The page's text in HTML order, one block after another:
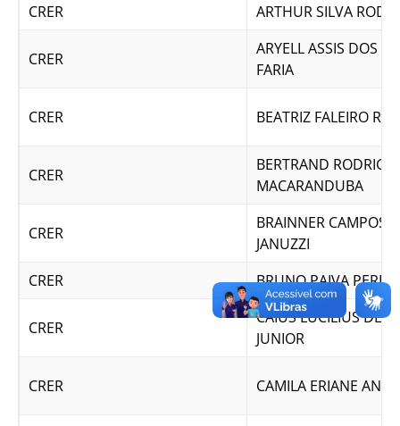
CRER ARTHUR SILVA
CRER
ARYELL ASSIS DOS
FARIA
CRER BEATRIZ FALEIRO
CRER
BERTRAND
MACARANDUBA
CRER
BRAINNER CAMPOS
JANUZZI
CRER
BRUNO PAIVA
CRER
CAIUS LUCILIUS DE
JUNIOR
CRER CAMILA ERIANE